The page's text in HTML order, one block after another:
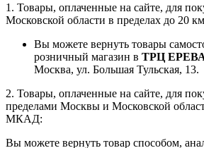
1. Товары, оплаченные на сайте, для
Московской области в пределах до 20
Вы можете вернуть товары
розничный магазин в ТРЦ
Москва, ул. Большая Тульская, 13.
2. Товары, оплаченные на сайте, для
пределами Москвы и Московской
МКАД:
Вы можете вернуть товар способом,